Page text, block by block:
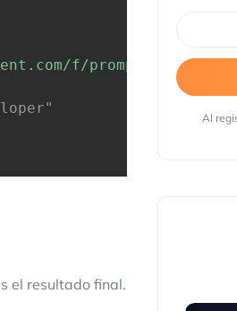
f/prompts.chat/
el resultado final.
Al